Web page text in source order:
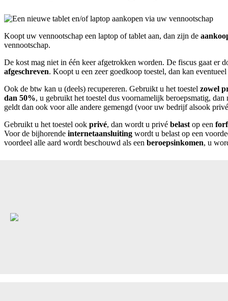
Koopt uw vennootschap een laptop of tablet aan, dan zijn de
vennootschap.
De kost mag niet in één keer afgetrokken worden. De fiscus gaat er
afgeschreven. Koopt u een zeer goedkoop toestel, dan kan
Ook de btw kan u (deels) recupereren. Gebruikt u het toestel zowel
dan 50%, u gebruikt het toestel dus voornamelijk beroepsmatig,
geldt dan ook voor alle andere gemengd (voor uw bedrijf alsook
Gebruikt u het toestel ook privé, dan wordt u privé belast op een
Voor de bijhorende internetaansluiting wordt u belast op een
voordeel alle aard wordt beschouwd als een beroepsinkomen, u